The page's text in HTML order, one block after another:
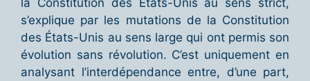
s’explique par les mutations de la Constitution
des États-Unis au sens large qui ont permis son
évolution sans révolution. C’est uniquement en
analysant l’interdépendance entre, d’une part,